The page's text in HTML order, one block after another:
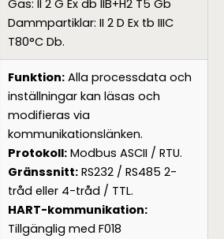
Gas: II 2 G Ex db IIB+H2 T5 Gb
Dammpartiklar: II 2 D Ex tb IIIC
T80°C Db.
Funktion: Alla processdata och
inställningar kan läsas och
modifieras via
kommunikationslänken.
Protokoll: Modbus ASCII / RTU.
Gränssnitt: RS232 / RS485 2-
tråd eller 4-tråd / TTL.
HART-kommunikation:
Tillgänglig med F018